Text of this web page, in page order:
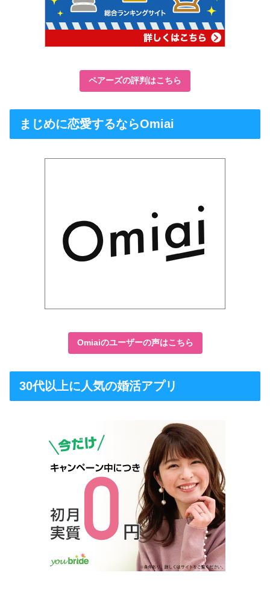
ペアーズの評判はこちら
まじめに恋愛するならOmiai
Omiaiのユーザーの声はこちら
30代以上に人気の婚活アプリ